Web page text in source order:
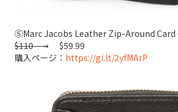
⑤Marc Jacobs Leather Zip-Around
$110➞ $59.99
購入ページ： https://gi.lt/2yfMArP